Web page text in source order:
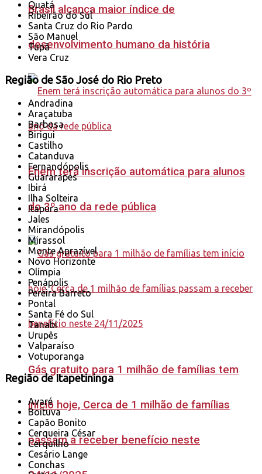
Brasil alcança maior índice de
desenvolvimento humano da história
Enem terá inscrição automática para alunos
do 3º ano da rede pública
Gás gratuito para 1 milhão de famílias tem
início hoje, Cerca de 1 milhão de famílias
passam a receber benefício neste
Quatá
Ribeirão do Sul
Santa Cruz do Rio Pardo
São Manuel
Tupã
Vera Cruz
Região de São José do Rio Preto
Andradina
Araçatuba
Barbosa
Birigui
Castilho
Catanduva
Fernandópolis
Guararapes
Ibirá
Ilha Solteira
Itapura
Jales
Mirandópolis
Mirassol
Monte Aprazível
Novo Horizonte
Olímpia
Penápolis
Pereira Barreto
Pontal
Santa Fé do Sul
Tanabi
Urupês
Valparaíso
Votuporanga
Região de Itapetininga
Avaré
Boituva
Capão Bonito
Cerqueira César
Cerquilho
Cesário Lange
Conchas